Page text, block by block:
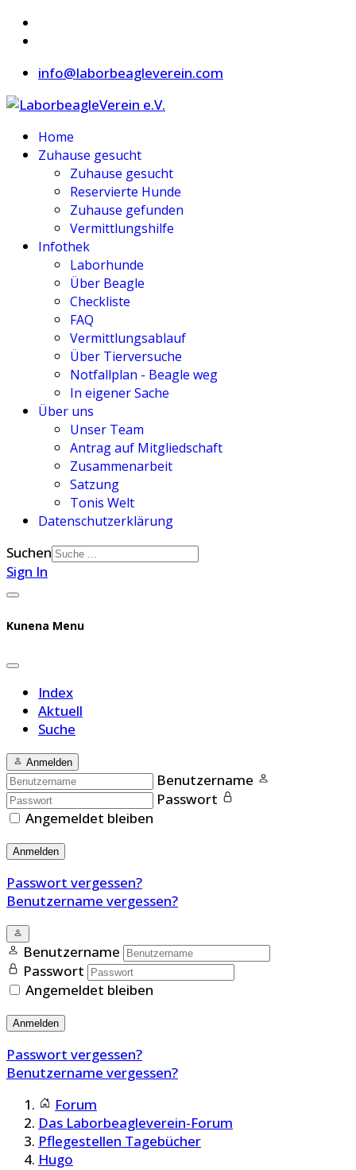
info@laborbeagleverein.com
Home
Zuhause gesucht
Zuhause gesucht
Reservierte Hunde
Zuhause gefunden
Vermittlungshilfe
Infothek
Laborhunde
Über Beagle
Checkliste
FAQ
Vermittlungsablauf
Über Tierversuche
Notfallplan - Beagle weg
In eigener Sache
Über uns
Unser Team
Antrag auf Mitgliedschaft
Zusammenarbeit
Satzung
Tonis Welt
Datenschutzerklärung
Suchen
Sign In
Kunena Menu
Index
Aktuell
Suche
Anmelden
Benutzername
Passwort
Angemeldet bleiben
Anmelden
Passwort vergessen?
Benutzername vergessen?
Benutzername
Passwort
Angemeldet bleiben
Anmelden
Passwort vergessen?
Benutzername vergessen?
Forum
Das Laborbeagleverein-Forum
Pflegestellen Tagebücher
Hugo